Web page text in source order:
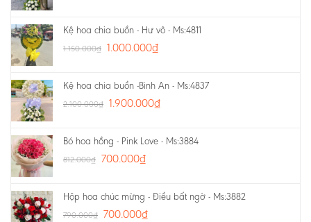
Kệ hoa chia buồn - Hư vô - Ms:4811
1.150.000₫ 1.000.000₫
Kệ hoa chia buồn -Bình An - Ms:4837
2.100.000₫ 1.900.000₫
Bó hoa hồng - Pink Love - Ms:3884
812.000₫ 700.000₫
Hộp hoa chúc mừng - Điều bất ngờ - Ms:3882
790.000₫ 700.000₫